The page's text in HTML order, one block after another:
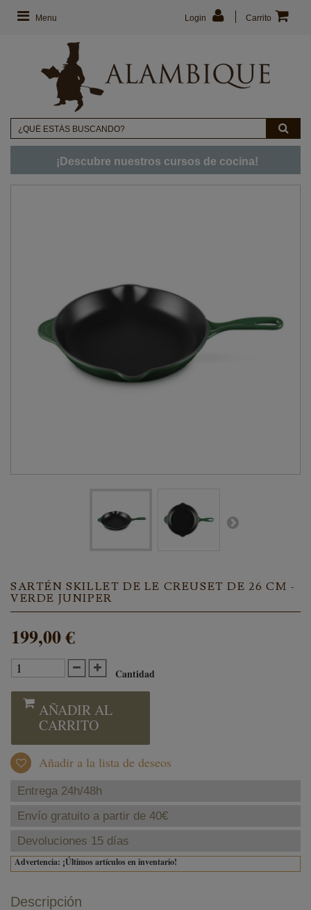
Menu Carrito
Login
¡Descubre nuestros cursos de cocina!
SARTÉN SKILLET DE LE CREUSET DE 26 CM -
VERDE JUNIPER
199,00 €
Cantidad
AÑADIR AL
CARRITO
Añadir a la lista de deseos
Entrega 24h/48h
Envío gratuito a partir de 40€
Devoluciones 15 días
Advertencia: ¡Últimos artículos en inventario!
Descripción